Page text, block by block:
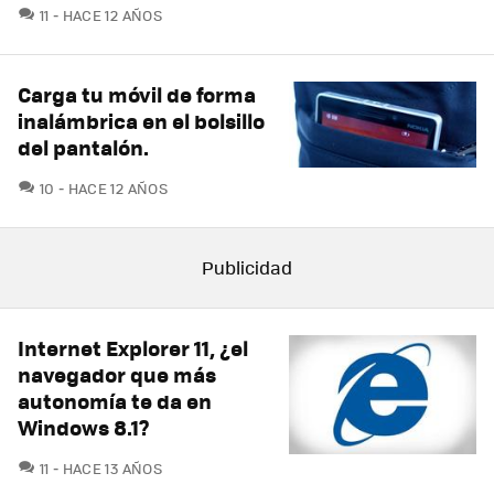
11 COMENTARIOS
HACE 12 AÑOS
Carga tu móvil de forma
inalámbrica en el bolsillo
del pantalón.
10 COMENTARIOS
HACE 12 AÑOS
Internet Explorer 11, ¿el
navegador que más
autonomía te da en
Windows 8.1?
11 COMENTARIOS
HACE 13 AÑOS